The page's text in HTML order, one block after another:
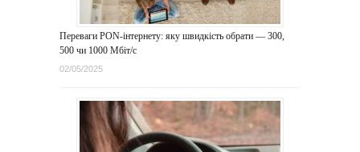
Переваги PON-інтернету: яку швидкість обрати — 300,
500 чи 1000 Мбіт/с
02/05/2025